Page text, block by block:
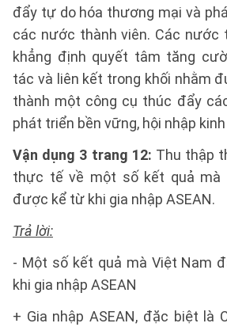
đẩy tự do hóa thương mại và
các nước thành viên. Các nước
khẳng định quyết tâm tăng
tác và liên kết trong khối nhằm
thành một công cụ thúc đẩy
phát triển bền vững, hội nhập
Vận dụng 3 trang 12: Thu thập
thực tế về một số kết quả mà
được kể từ khi gia nhập ASEAN.
Trả lời:
- Một số kết quả mà Việt Nam
khi gia nhập ASEAN
+ Gia nhập ASEAN, đặc biệt là